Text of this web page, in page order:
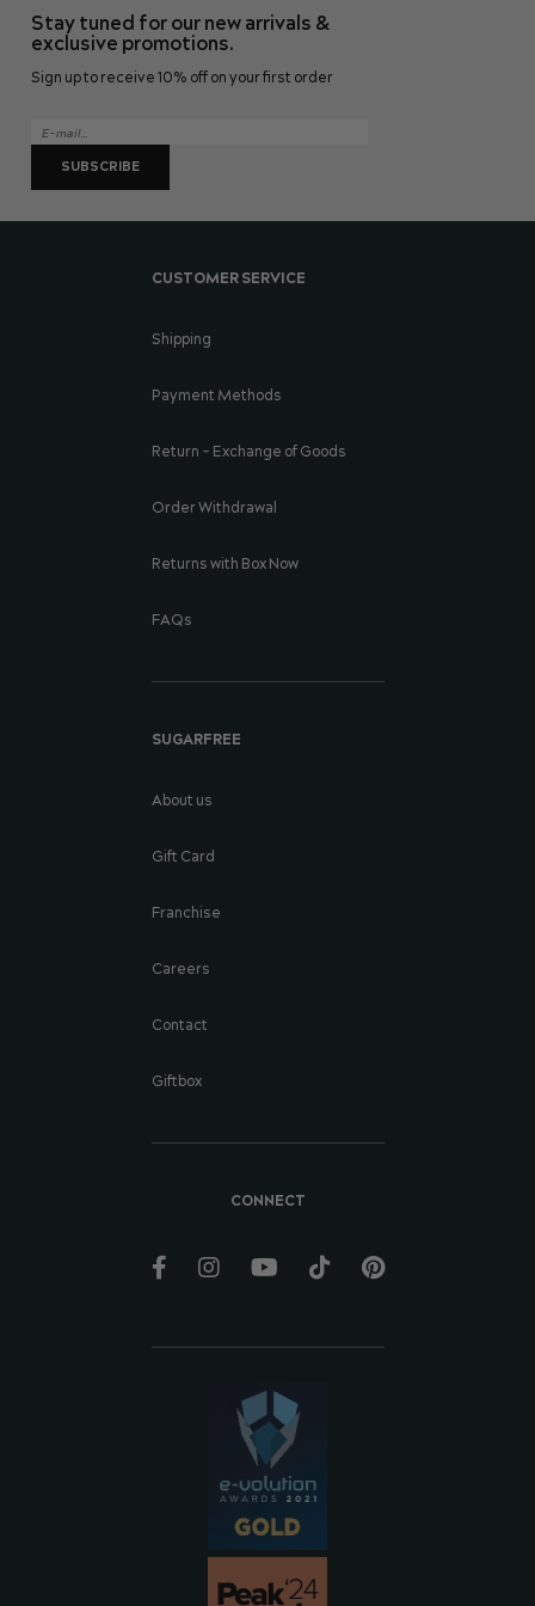
CUSTOMER SERVICE
Shipping
Payment Methods
Return - Exchange of Goods
Order Withdrawal
Returns with Box Now
FAQs
SUGARFREE
About us
Gift Card
Franchise
Careers
Contact
Giftbox
CONNECT
Stay tuned for our new arrivals &
exclusive promotions.
Sign up to receive 10% off on your first order
SUBSCRIBE